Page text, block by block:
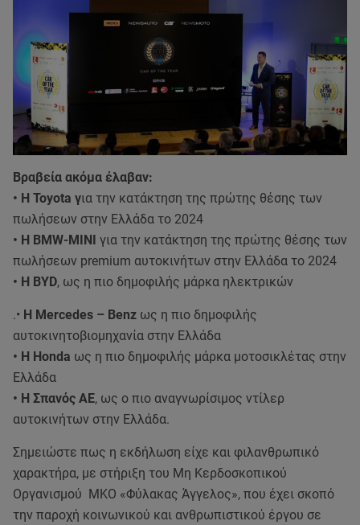
Βραβεία ακόμα έλαβαν:
• Η Toyota για την κατάκτηση της πρώτης θέσης των
πωλήσεων στην Ελλάδα το 2024
• H BMW-MINI για την κατάκτηση της πρώτης θέσης των
πωλήσεων premium αυτοκινήτων στην Ελλάδα το 2024
• Η BYD, ως η πιο δημοφιλής μάρκα ηλεκτρικών
.• Η Mercedes – Benz ως η πιο δημοφιλής
αυτοκινητοβιομηχανία στην Ελλάδα
• Η Honda ως η πιο δημοφιλής μάρκα μοτοσικλέτας στην
Ελλάδα
• Η Σπανός ΑΕ, ως ο πιο αναγνωρίσιμος ντίλερ
αυτοκινήτων στην Ελλάδα.
Σημειώστε πως η εκδήλωση είχε και φιλανθρωπικό
χαρακτήρα, με στήριξη του Μη Κερδοσκοπικού
Οργανισμού ΜΚΟ «Φύλακας Άγγελος», που έχει σκοπό
την παροχή κοινωνικού και ανθρωπιστικού έργου σε